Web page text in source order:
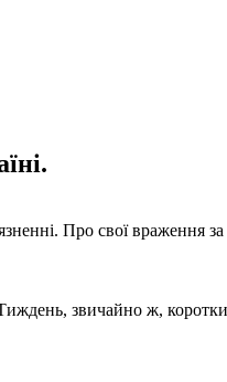
Про свої враження
звичайно ж,